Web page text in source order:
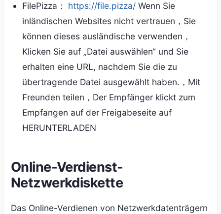
FilePizza： https://file.pizza/ Wenn Sie
inländischen Websites nicht vertrauen，Sie
können dieses ausländische verwenden，
Klicken Sie auf „Datei auswählen“ und Sie
erhalten eine URL, nachdem Sie die zu
übertragende Datei ausgewählt haben.，Mit
Freunden teilen，Der Empfänger klickt zum
Empfangen auf der Freigabeseite auf
HERUNTERLADEN
Online-Verdienst-
Netzwerkdiskette
Das Online-Verdienen von Netzwerkdatenträgern